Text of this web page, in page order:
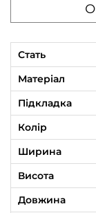
Стать
Матеріал
Підкладка
Колір
Ширина
Висота
Довжина